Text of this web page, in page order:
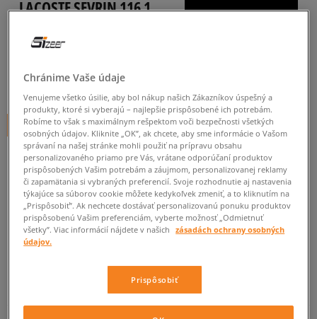
LACOSTE SEVRIN 116 1
119,95€cena s DPH
+ 120 BODOV VSIZEERCLUBE
Informujte ma o dostupnosti
Ak bude položka opäť dostupná, dostanete od nás oznámenie.
Vyberte veľkosť
ZISTIŤ DOSTUPNOSŤ V NAŠICH KAMENNÝCH PREDAJNIACH
Chránime Vaše údaje
Venujeme všetko úsilie, aby bol nákup našich Zákazníkov úspešný a
produkty, ktoré si vyberajú – najlepšie prispôsobené ich potrebám.
Robíme to však s maximálnym rešpektom voči bezpečnosti všetkých
osobných údajov. Kliknite „OK”, ak chcete, aby sme informácie o Vašom
správaní na našej stránke mohli použiť na prípravu obsahu
personalizovaného priamo pre Vás, vrátane odporúčaní produktov
prispôsobených Vašim potrebám a záujmom, personalizovanej reklamy
či zapamätania si vybraných preferencií. Svoje rozhodnutie aj nastavenia
týkajúce sa súborov cookie môžete kedykoľvek zmeniť, a to kliknutím na
„Prispôsobiť”. Ak nechcete dostávať personalizovanú ponuku produktov
prispôsobenú Vašim preferenciám, vyberte možnosť „Odmietnuť
všetky”. Viac informácií nájdete v našich
zásadách ochrany osobných
údajov.
Prispôsobiť